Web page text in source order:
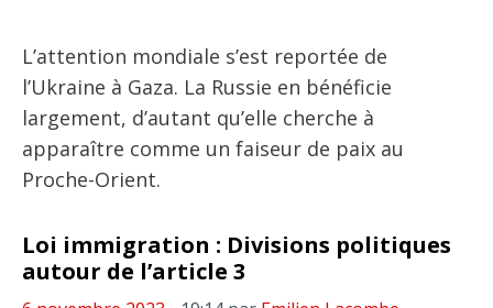
L’attention mondiale s’est reportée de
l’Ukraine à Gaza. La Russie en bénéficie
largement, d’autant qu’elle cherche à
apparaître comme un faiseur de paix au
Proche-Orient.
Loi immigration : Divisions politiques
autour de l’article 3